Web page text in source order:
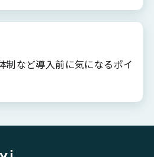
制など導入前に気になるポイ